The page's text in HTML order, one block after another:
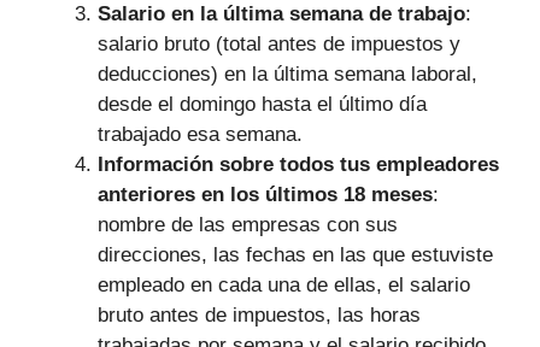
Salario en la última semana de trabajo:
salario bruto (total antes de impuestos y
deducciones) en la última semana laboral,
desde el domingo hasta el último día
trabajado esa semana.
Información sobre todos tus empleadores
anteriores en los últimos 18 meses:
nombre de las empresas con sus
direcciones, las fechas en las que estuviste
empleado en cada una de ellas, el salario
bruto antes de impuestos, las horas